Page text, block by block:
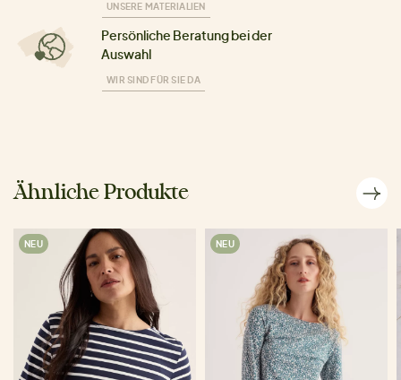
UNSERE MATERIALIEN
Persönliche Beratung bei der
Auswahl
WIR SIND FÜR SIE DA
Ähnliche Produkte
NEU NEU